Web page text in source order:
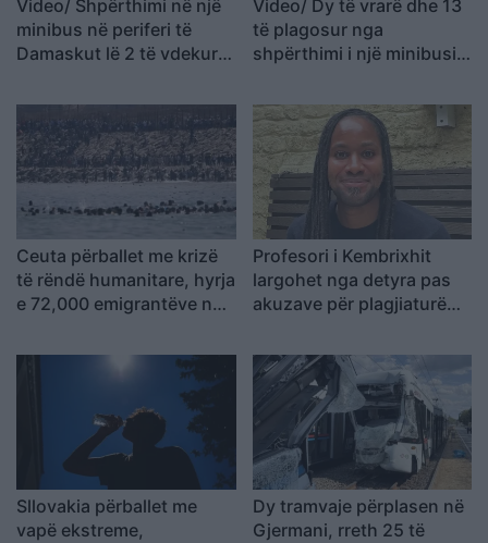
Video/ Shpërthimi në një
minibus në periferi të
Damaskut lë 2 të vdekur
Video/ Dy të vrarë dhe 13
të plagosur nga
shpërthimi i një minibusi
Ceuta përballet me krizë
të rëndë humanitare, hyrja
e 72,000 emigrantëve në
politike në Spanjë
Profesori i Kembrixhit
largohet nga detyra pas
akuzave për plagjiaturë
Sllovakia përballet me
vapë ekstreme,
Dy tramvaje përplasen në
Gjermani, rreth 25 të